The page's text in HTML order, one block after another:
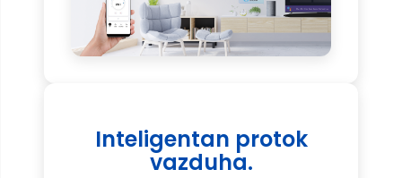
Inteligentan protok
vazduha.